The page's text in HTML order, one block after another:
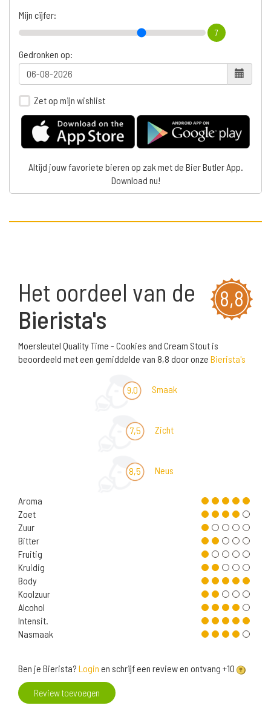
Mijn cijfer:
7
Gedronken op:
Zet op mijn wishlist
Altijd jouw favoriete bieren op zak met de Bier Butler App.
Download nu!
8,8
Het oordeel van de
Bierista's
Moersleutel Quality Time - Cookies and Cream Stout is
beoordeeld met een gemiddelde van 8,8 door onze Bierista's
9,0 Smaak
7,5 Zicht
8,5 Neus
Aroma
Zoet
Zuur
Bitter
Fruitig
Kruidig
Body
Koolzuur
Alcohol
Intensit.
Nasmaak
Ben je Bierista? Login en schrijf een review en ontvang +10
Review toevoegen